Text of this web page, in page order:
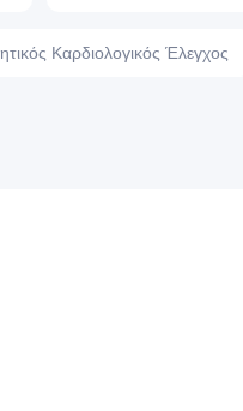
Καρδιολογικός Έλεγχος